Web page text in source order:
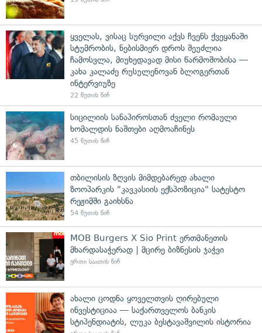
ყველას, ვისაც სურვილი აქვს ჩვენს ქვეყანაში
სტუმრობის, ნებისმიერ დროს შეუძლია
ჩამოსვლა, მიუხედავად მისი წარმოშობისა —
კახა კალაძე რუსულენოვან ბლოგერთან
ინტერვიუზე
22 წუთის წინ
სიცილიის სანაპიროსთან ძველი რომაული
ხომალდის ნაშთები აღმოაჩინეს
45 წუთის წინ
თბილისის ზღვის მიმდებარედ ახალი
ზოოპარკის "კავკასიის ექსპოზიცია" სატესტო
რეჟიმში გაიხსნა
54 წუთის წინ
MOB Burgers X Sio Print ერთმანეთის
მხარდასაჭერად | მცირე ბიზნესის ჯაჭვი
ერთი საათის წინ
ახალი ცოდნა ყოველთვის ღირებული
ინვესტიციაა — საქართველოს ბანკის
სტიპენდიატის, ლუკა ბესტავაშვილის ისტორია